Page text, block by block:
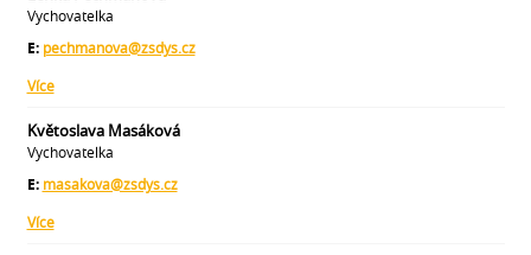
Vychovatelka
E: pechmanova@zsdys.cz
Více
Květoslava Masáková
Vychovatelka
E: masakova@zsdys.cz
Více